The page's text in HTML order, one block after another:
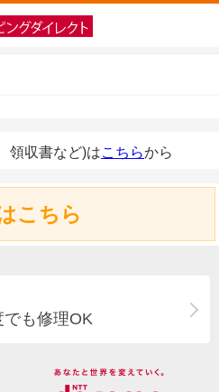
領収書など)はこちらから
こちら
でも修理OK